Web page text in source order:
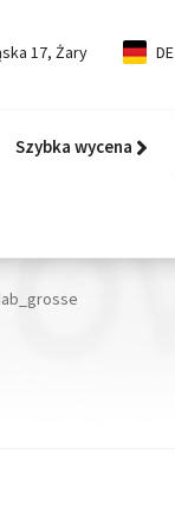
17, Żary DE
Szybka wycena